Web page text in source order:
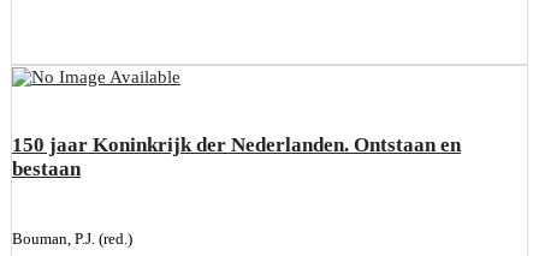
150 jaar Koninkrijk der Nederlanden. Ontstaan en
bestaan
Bouman, P.J. (red.)